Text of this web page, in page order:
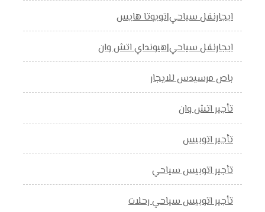
ايجارنقل سياحي|تويوتا هايس
ايجارنقل سياحي|هيونداي اتش وان
باص مرسيدس للايجار
تأجير اتش وان
تأجير اتوبيس
تأجير اتوبيس سياحي
تأجير اتوبيس سياحي رحلات